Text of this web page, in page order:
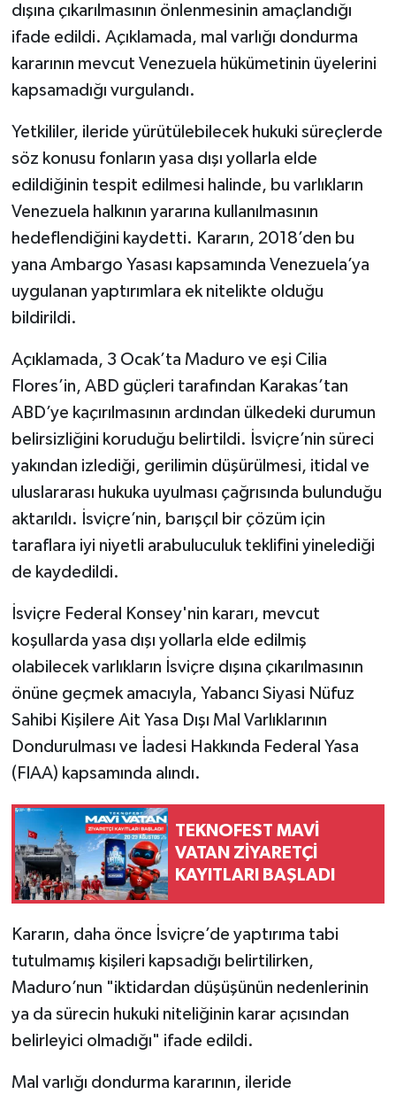
dışına çıkarılmasının önlenmesinin amaçlandığı
ifade edildi. Açıklamada, mal varlığı dondurma
kararının mevcut Venezuela hükümetinin üyelerini
kapsamadığı vurgulandı.
Yetkililer, ileride yürütülebilecek hukuki süreçlerde
söz konusu fonların yasa dışı yollarla elde
edildiğinin tespit edilmesi halinde, bu varlıkların
Venezuela halkının yararına kullanılmasının
hedeflendiğini kaydetti. Kararın, 2018’den bu
yana Ambargo Yasası kapsamında Venezuela’ya
uygulanan yaptırımlara ek nitelikte olduğu
bildirildi.
Açıklamada, 3 Ocak’ta Maduro ve eşi Cilia
Flores’in, ABD güçleri tarafından Karakas’tan
ABD’ye kaçırılmasının ardından ülkedeki durumun
belirsizliğini koruduğu belirtildi. İsviçre’nin süreci
yakından izlediği, gerilimin düşürülmesi, itidal ve
uluslararası hukuka uyulması çağrısında bulunduğu
aktarıldı. İsviçre’nin, barışçıl bir çözüm için
taraflara iyi niyetli arabuluculuk teklifini yinelediği
de kaydedildi.
İsviçre Federal Konsey'nin kararı, mevcut
koşullarda yasa dışı yollarla elde edilmiş
olabilecek varlıkların İsviçre dışına çıkarılmasının
önüne geçmek amacıyla, Yabancı Siyasi Nüfuz
Sahibi Kişilere Ait Yasa Dışı Mal Varlıklarının
Dondurulması ve İadesi Hakkında Federal Yasa
(FIAA) kapsamında alındı.
TEKNOFEST MAVİ
VATAN ZİYARETÇİ
KAYITLARI BAŞLADI
Kararın, daha önce İsviçre’de yaptırıma tabi
tutulmamış kişileri kapsadığı belirtilirken,
Maduro’nun "iktidardan düşüşünün nedenlerinin
ya da sürecin hukuki niteliğinin karar açısından
belirleyici olmadığı" ifade edildi.
Mal varlığı dondurma kararının, ileride